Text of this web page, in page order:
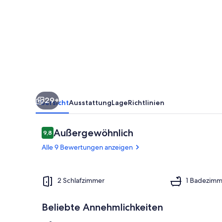
29+
ÜbersichtAusstattungLageRichtlinien
Bewertungen
9,89,8 von 10.
Außergewöhnlich
Alle 9 Bewertungen anzeigen
2 Schlafzimmer 1
Beliebte Annehmlichkeiten